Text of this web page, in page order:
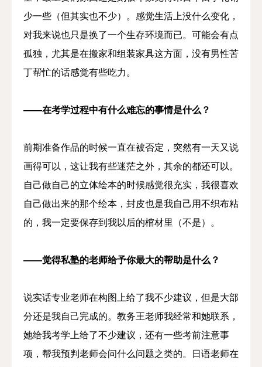
少一些（但其实也不少）。感觉生活上没什么变化，
对我来说也只是换了一个生存环境而已。可能会有点
孤独，尤其是在搬家和组装家具这方面，没有男性苦
丁帮忙的话感觉有些吃力。
——在考学过程中有什么难忘的事情是什么？
前期准备作品的时候一直在被否定，突然有一天又说
画得可以，这让我有些迷茫之外，其余的都还可以。
自己做自己的立体绘本的时候感觉很充实，我很喜欢
自己做出来的那个绘本，封皮也是我自己用不织布粘
的，我一定要保存到我以后的棺材里（不是）。
——觉得私塾的老师给予你最大的帮助是什么？
说实话专业老师在构图上给了我不少建议，但是大部
分还是我自己完成的。教务王老师我经常和她联系，
她给我考学上给了不少建议，还有一些考前注意事
项，帮我预判老师会问什么问题之类的。日语老师在